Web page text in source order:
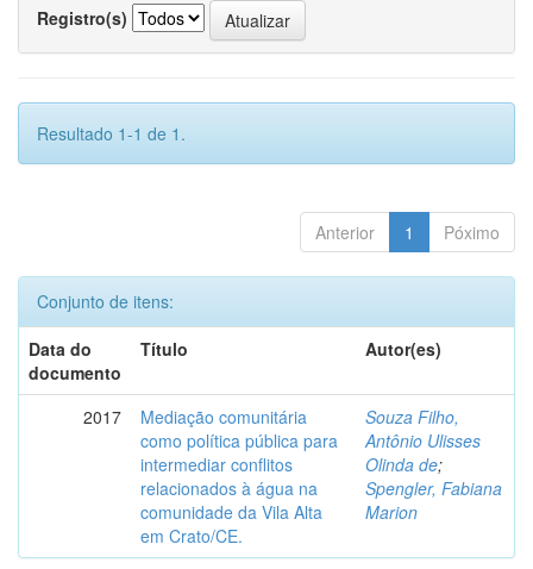
Registro(s)
Resultado 1-1 de 1.
Anterior 1 Póximo
Conjunto de itens:
Data do
documento
Título Autor(es)
2017
Mediação comunitária
como política pública para
intermediar conflitos
relacionados à água na
comunidade da Vila Alta
em Crato/CE.
Souza Filho,
Antônio Ulisses
Olinda de;
Spengler, Fabiana
Marion